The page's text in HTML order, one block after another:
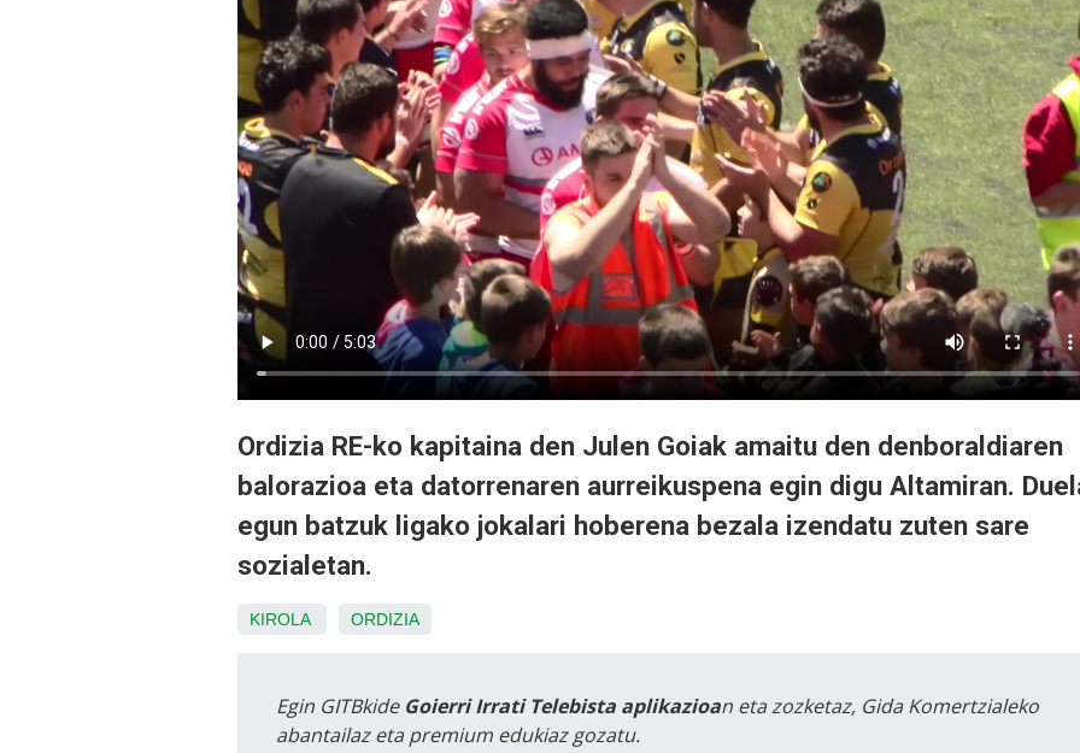
Ordizia RE-ko kapitaina den Julen Goiak amaitu den denboraldiaren
balorazioa eta datorrenaren aurreikuspena egin digu Altamiran.
egun batzuk ligako jokalari hoberena bezala izendatu zuten sare
sozialetan.
KIROLA ORDIZIA
Egin GITBkide Goierri Irrati Telebista aplikazioan eta zozketaz, Gida Komertzialeko
abantailaz eta premium edukiaz gozatu.